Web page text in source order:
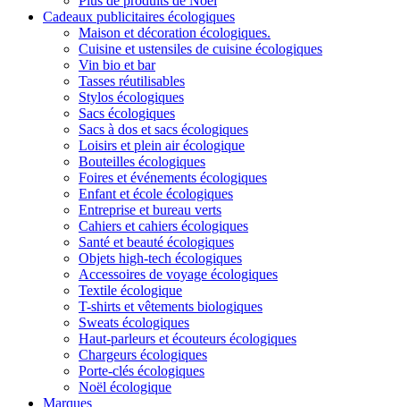
Cadeaux publicitaires écologiques
Maison et décoration écologiques.
Cuisine et ustensiles de cuisine écologiques
Vin bio et bar
Tasses réutilisables
Stylos écologiques
Sacs écologiques
Sacs à dos et sacs écologiques
Loisirs et plein air écologique
Bouteilles écologiques
Foires et événements écologiques
Enfant et école écologiques
Entreprise et bureau verts
Cahiers et cahiers écologiques
Santé et beauté écologiques
Objets high-tech écologiques
Accessoires de voyage écologiques
Textile écologique
T-shirts et vêtements biologiques
Sweats écologiques
Haut-parleurs et écouteurs écologiques
Chargeurs écologiques
Porte-clés écologiques
Noël écologique
Marques